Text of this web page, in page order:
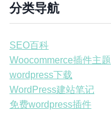
分类导航
SEO百科
Woocommerce插件主题
wordpress下载
WordPress建站笔记
免费wordpress插件